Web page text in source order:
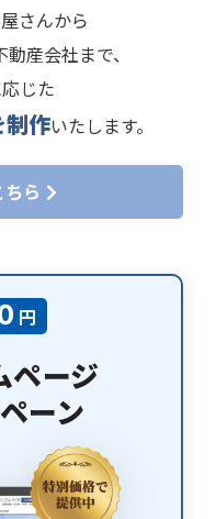
さんから
動産会社まで、
じた
制作いたします。
ら
円
ページ
ーン